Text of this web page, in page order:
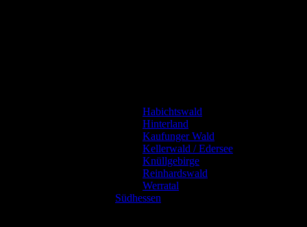
Habichtswald
Hinterland
Kaufunger Wald
Kellerwald / Edersee
Knüllgebirge
Reinhardswald
Werratal
Südhessen